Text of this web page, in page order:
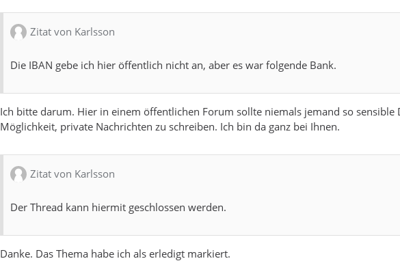
Zitat von Karlsson
Die IBAN gebe ich hier öffentlich nicht an, aber es war folgende Bank.
Ich bitte darum. Hier in einem öffentlichen Forum sollte niemals jemand so
Möglichkeit, private Nachrichten zu schreiben. Ich bin da ganz bei Ihnen.
Zitat von Karlsson
Der Thread kann hiermit geschlossen werden.
Danke. Das Thema habe ich als erledigt markiert.